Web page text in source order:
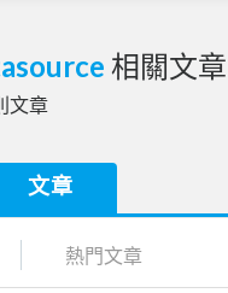
相關文章
文章
文章
熱門文章